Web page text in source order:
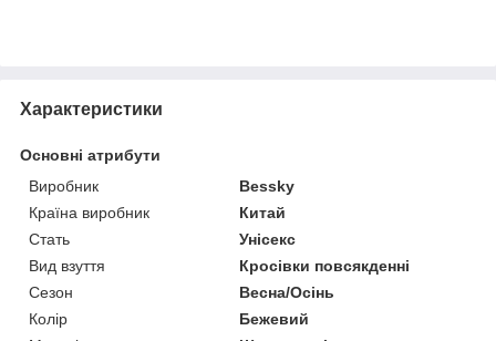
Характеристики
Основні атрибути
Виробник
Bessky
Країна виробник
Китай
Стать
Унісекс
Вид взуття
Кросівки повсякденні
Сезон
Весна/Осінь
Колір
Бежевий